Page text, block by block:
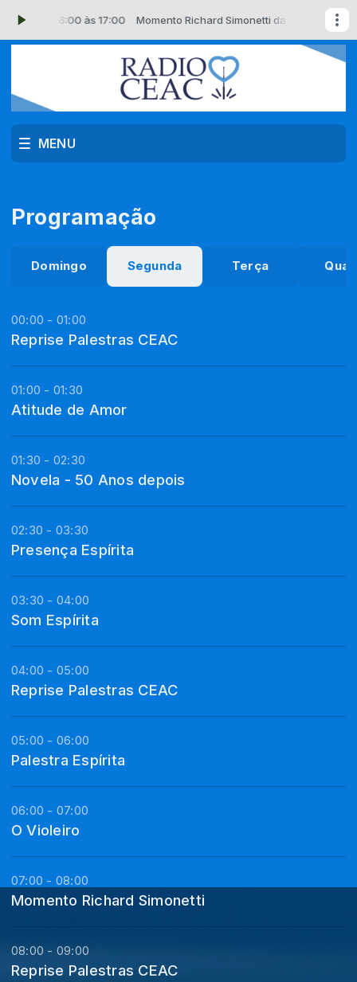
das 16:00 às 17:00 Momento Richard Simonetti das 16:00 às 17:00
MENU
Programação
Domingo Segunda Terça
00:00 - 01:00
Reprise Palestras CEAC
01:00 - 01:30
Atitude de Amor
01:30 - 02:30
Novela - 50 Anos depois
02:30 - 03:30
Presença Espírita
03:30 - 04:00
Som Espírita
04:00 - 05:00
Reprise Palestras CEAC
05:00 - 06:00
Palestra Espírita
06:00 - 07:00
O Violeiro
07:00 - 08:00
Momento Richard Simonetti
08:00 - 09:00
Reprise Palestras CEAC